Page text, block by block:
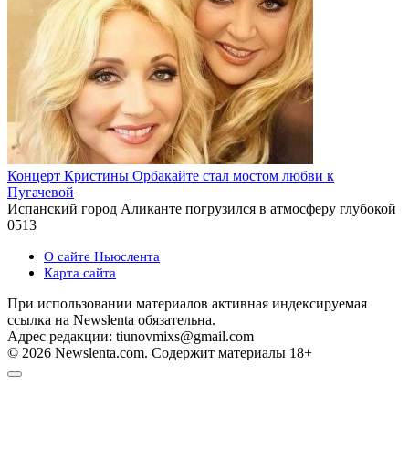
Концерт Кристины Орбакайте стал мостом любви к
Пугачевой
Испанский город Аликанте погрузился в атмосферу глубокой
0513
О сайте Ньюслента
Карта сайта
При использовании материалов активная индексируемая
ссылка на Newslenta обязательна.
Адрес редакции: tiunovmixs@gmail.com
© 2026 Newslenta.com. Содержит материалы 18+